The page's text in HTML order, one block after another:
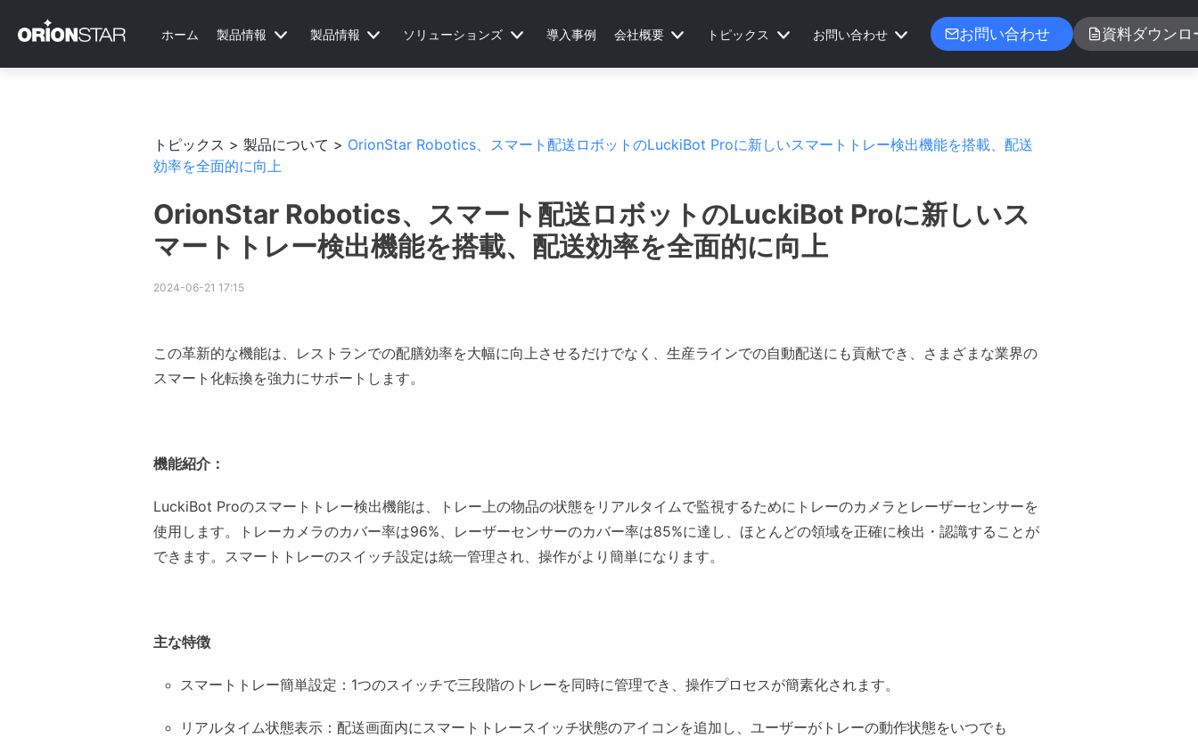
ホーム 製品情報 製品情報 ソリューションズ 導入事例 会社概要 トピックス お問い合わせ お問い合わせ 資料ダウンロ
トピックス > 製品について > OrionStar Robotics、スマート配送ロボットのLuckiBot Proに新しいスマートトレー検出機能を搭載、配送
効率を全面的に向上
OrionStar Robotics、スマート配送ロボットのLuckiBot Proに新しいス
マートトレー検出機能を搭載、配送効率を全面的に向上
2024-06-21 17:15
この革新的な機能は、レストランでの配膳効率を大幅に向上させるだけでなく、生産ラインでの自動配送にも貢献でき、さまざまな業界の
スマート化転換を強力にサポートします。
機能紹介：
LuckiBot Proのスマートトレー検出機能は、トレー上の物品の状態をリアルタイムで監視するためにトレーのカメラとレーザーセンサーを
使用します。トレーカメラのカバー率は96%、レーザーセンサーのカバー率は85%に達し、ほとんどの領域を正確に検出・認識することが
できます。スマートトレーのスイッチ設定は統一管理され、操作がより簡単になります。
主な特徴
スマートトレー簡単設定：1つのスイッチで三段階のトレーを同時に管理でき、操作プロセスが簡素化されます。
リアルタイム状態表示：配送画面内にスマートトレースイッチ状態のアイコンを追加し、ユーザーがトレーの動作状態をいつでも